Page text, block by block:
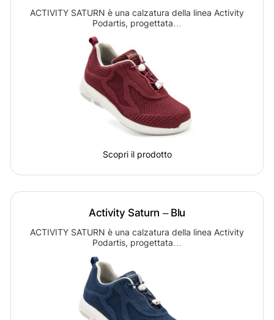
ACTIVITY SATURN è una calzatura della linea Activity
Podartis, progettata…
Scopri il prodotto
Activity Saturn – Blu
ACTIVITY SATURN è una calzatura della linea Activity
Podartis, progettata…